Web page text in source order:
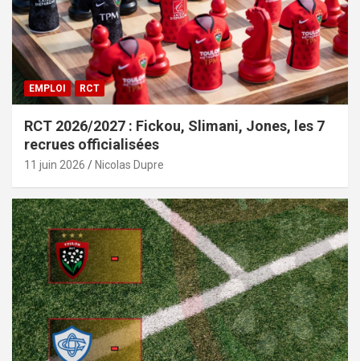
EMPLOI RCT
RCT 2026/2027 : Fickou, Slimani, Jones, les 7
recrues officialisées
11 juin 2026 Nicolas Dupre